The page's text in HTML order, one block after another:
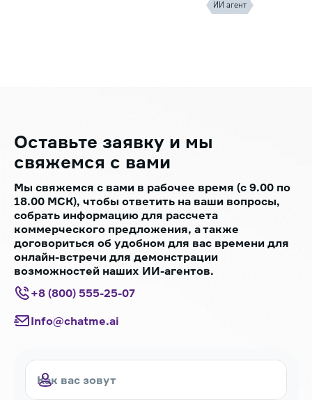
ИИ агент
Оставьте заявку и мы
свяжемся с вами
Мы свяжемся с вами в рабочее время (с 9.00 по
18.00 МСК), чтобы ответить на ваши вопросы,
собрать информацию для рассчета
коммерческого предложения, а также
договориться об удобном для вас времени для
онлайн-встречи для демонстрации
возможностей наших ИИ-агентов.
+8 (800) 555-25-07
Info@chatme.ai